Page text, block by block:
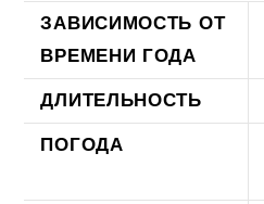
ЗАВИСИМОСТЬ ОТ
ВРЕМЕНИ ГОДА
ДЛИТЕЛЬНОСТЬ
ПОГОДА